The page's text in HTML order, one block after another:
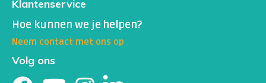
Klantenservice
Hoe kunnen we je helpen?
Neem contact met ons op
Volg ons